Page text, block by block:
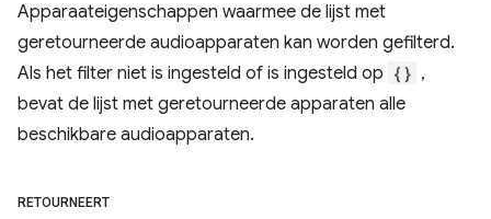
Apparaateigenschappen waarmee de lijst met
geretourneerde audioapparaten kan worden gefilterd.
Als het filter niet is ingesteld of is ingesteld op {} ,
bevat de lijst met geretourneerde apparaten alle
beschikbare audioapparaten.
RETOURNEERT